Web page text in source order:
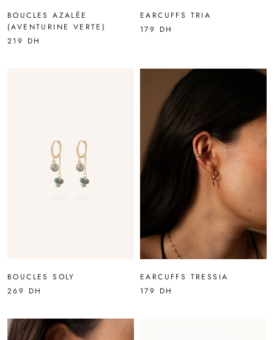
BOUCLES AZALÉE
(AVENTURINE VERTE)
219 DH
EARCUFFS TRIA
179 DH
BOUCLES SOLY
269 DH
EARCUFFS TRESSIA
179 DH